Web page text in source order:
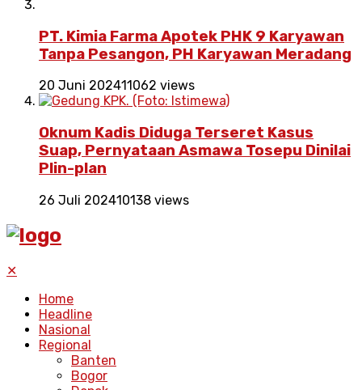
PT. Kimia Farma Apotek PHK 9 Karyawan
Tanpa Pesangon, PH Karyawan Meradang
20 Juni 202411062 views
Oknum Kadis Diduga Terseret Kasus
Suap, Pernyataan Asmawa Tosepu Dinilai
Plin-plan
26 Juli 202410138 views
✕
Home
Headline
Nasional
Regional
Banten
Bogor